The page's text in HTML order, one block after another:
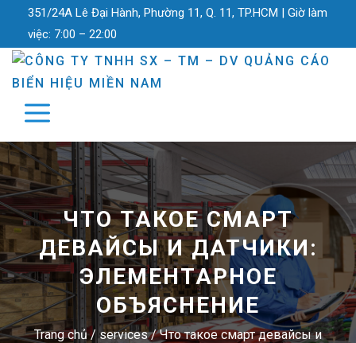
351/24A Lê Đại Hành, Phường 11, Q. 11, TP.HCM | Giờ làm
việc: 7:00 – 22:00
ЧТО ТАКОЕ СМАРТ
ДЕВАЙСЫ И ДАТЧИКИ:
ЭЛЕМЕНТАРНОЕ
ОБЪЯСНЕНИЕ
Trang chủ/services/Что такое смарт девайсы и